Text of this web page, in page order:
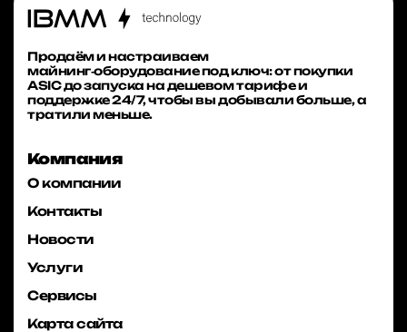
Продаём и настраиваем
майнинг‑оборудование под ключ: от покупки
ASIC до запуска на дешевом тарифе и
поддержке 24/7, чтобы вы добывали больше, а
тратили меньше.
Компания
О компании
Контакты
Новости
Услуги
Сервисы
Карта сайта